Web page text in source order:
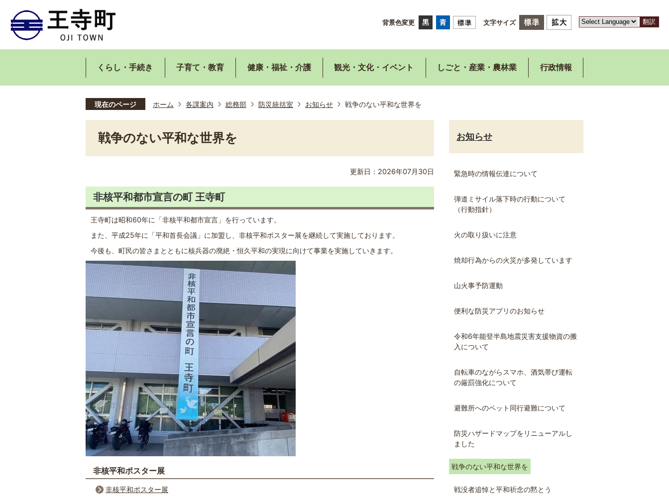
背景色変更 文字サイズ 翻訳
くらし・手続き 子育て・教育 健康・福祉・介護 観光・文化・イベント しごと・産業・農林業 行政情報
現在のページ ホーム 各課案内 総務部 防災統括室 お知らせ 戦争のない平和な世界を
戦争のない平和な世界を
更新日：2026年07月30日
非核平和都市宣言の町 王寺町
王寺町は昭和60年に「非核平和都市宣言」を行っています。
また、平成25年に「平和首長会議」に加盟し、非核平和ポスター展を継続して実施しております。
今後も、町民の皆さまとともに核兵器の廃絶・恒久平和の実現に向けて事業を実施していきます。
非核平和ポスター展
非核平和ポスター展
お知らせ
緊急時の情報伝達について
弾道ミサイル落下時の行動について
（行動指針）
火の取り扱いに注意
焼却行為からの火災が多発しています
山火事予防運動
便利な防災アプリのお知らせ
令和6年能登半島地震災害支援物資の搬
入について
自転車のながらスマホ、酒気帯び運転
の厳罰強化について
避難所へのペット同行避難について
防災ハザードマップをリニューアルし
ました
戦争のない平和な世界を
戦没者追悼と平和祈念の黙とう